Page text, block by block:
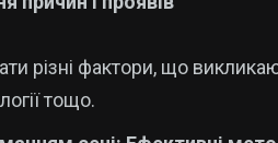
різні фактори, що
тощо.